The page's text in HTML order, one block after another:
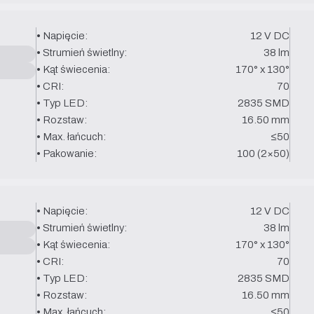
• Napięcie:
12 V DC
• Strumień świetlny:
38 lm
• Kąt świecenia:
170° x 130°
• CRI:
70
• Typ LED:
2835 SMD
• Rozstaw:
16.50 mm
• Max. łańcuch:
≤50
• Pakowanie:
100 (2×50)
• Napięcie:
12 V DC
• Strumień świetlny:
38 lm
• Kąt świecenia:
170° x 130°
• CRI:
70
• Typ LED:
2835 SMD
• Rozstaw:
16.50 mm